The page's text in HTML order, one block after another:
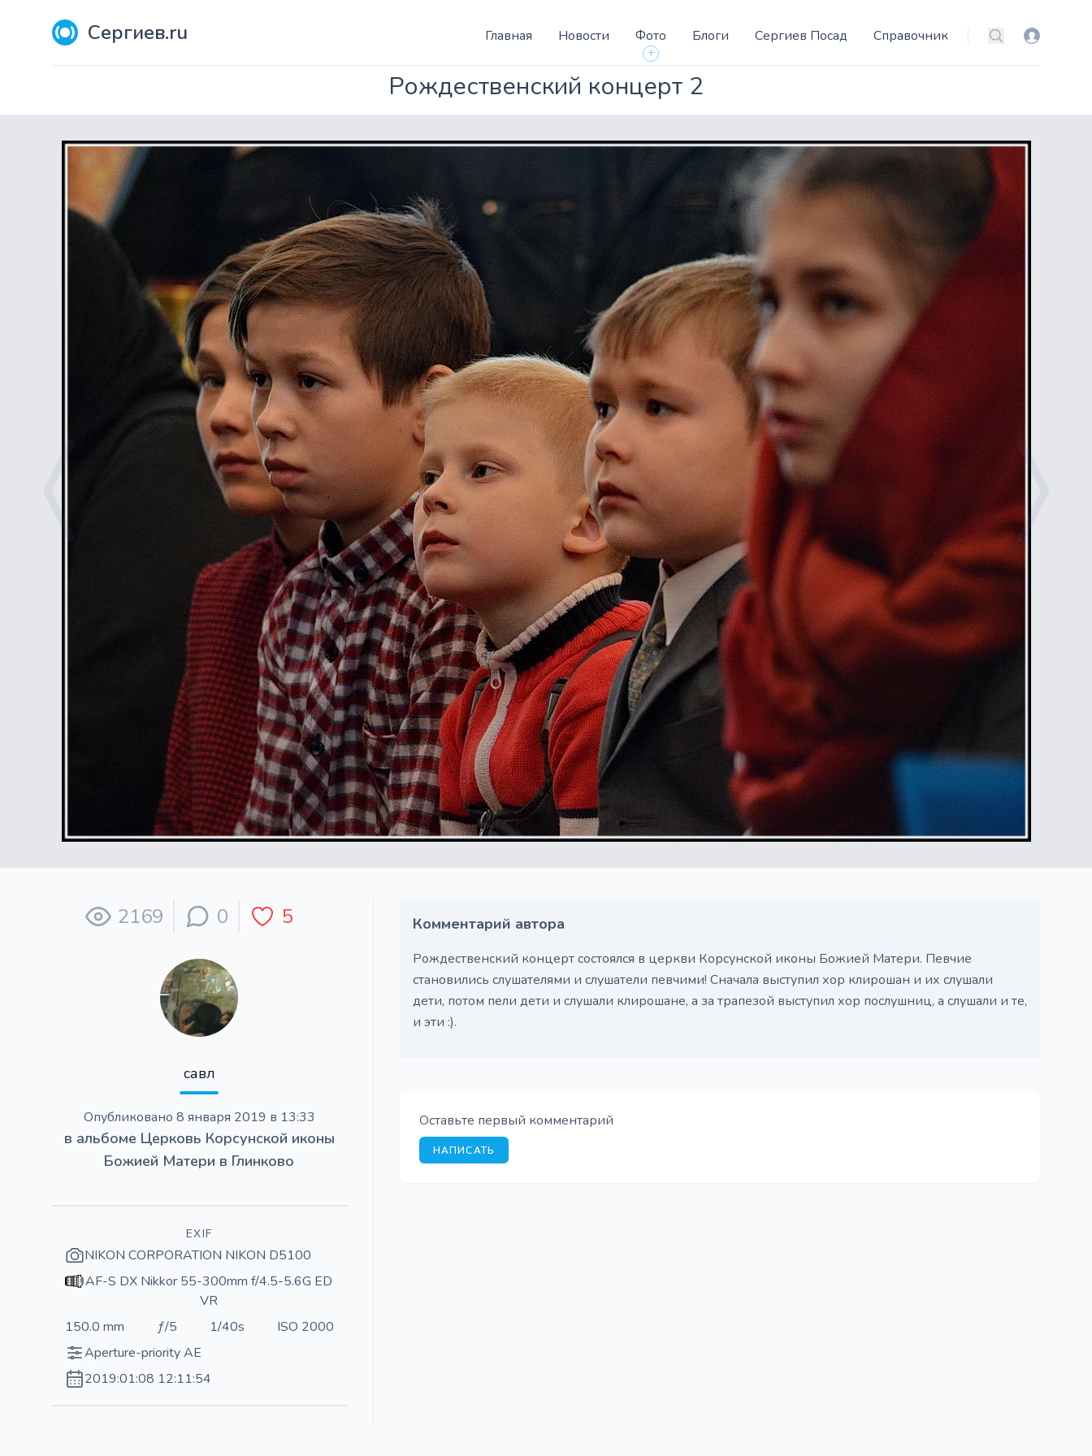
Сергиев.ru Главная Новости
Фото
+
Блоги Сергиев Посад Справочник Поиск Вход
Рождественский концерт 2
2169 0 5
савл
Опубликовано 8 января 2019 в 13:33
в альбоме Церковь Корсунской иконы
Божией Матери в Глинково
EXIF
NIKON CORPORATION NIKON D5100
AF-S DX Nikkor 55-300mm f/4.5-5.6G ED
VR
150.0 mm
ƒ/5 1/40s
ISO 2000
Aperture-priority AE
2019:01:08 12:11:54
Комментарий автора
Рождественский концерт состоялся в церкви Корсунской иконы Божией Матери. Певчие
становились слушателями и слушатели певчими! Сначала выступил хор клирошан и их слушали
дети, потом пели дети и слушали клирошане, а за трапезой выступил хор послушниц, а слушали и те,
и эти :).
Оставьте первый комментарий
НАПИСАТЬ